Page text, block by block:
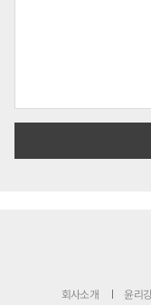
회사소개 윤리